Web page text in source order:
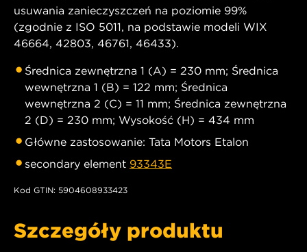
usuwania zanieczyszczeń na poziomie 99%
(zgodnie z ISO 5011, na podstawie modeli WIX
46664, 42803, 46761, 46433).
Średnica zewnętrzna 1 (A) = 230 mm; Średnica
wewnętrzna 1 (B) = 122 mm; Średnica
wewnętrzna 2 (C) = 11 mm; Średnica zewnętrzna
2 (D) = 230 mm; Wysokość (H) = 434 mm
Główne zastosowanie: Tata Motors Etalon
secondary element 93343E
Kod GTIN: 5904608933423
Szczegóły produktu